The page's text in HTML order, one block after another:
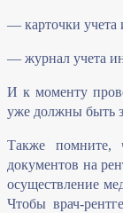
— карточки учета
— журнал учета
И к моменту
уже должны быть
Также помните,
документов на
осуществление
Чтобы врач-